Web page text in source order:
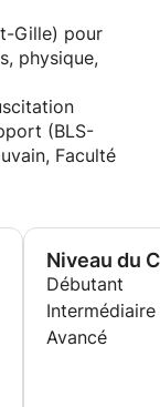
Gille) pour
physique,
(BLS-
Faculté
Niveau du
Débutant
Intermédiaire
Avancé